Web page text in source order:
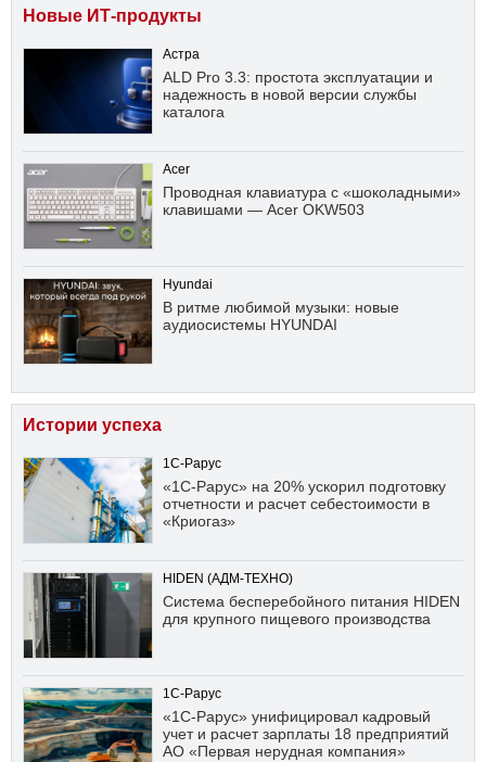
Новые ИТ-продукты
Астра
ALD Pro 3.3: простота эксплуатации и
надежность в новой версии службы
каталога
Acer
Проводная клавиатура с «шоколадными»
клавишами — Acer OKW503
Hyundai
В ритме любимой музыки: новые
аудиосистемы HYUNDAI
Истории успеха
1С-Рарус
«1С-Рарус» на 20% ускорил подготовку
отчетности и расчет себестоимости в
«Криогаз»
HIDEN (АДМ-ТЕХНО)
Система бесперебойного питания HIDEN
для крупного пищевого производства
1С-Рарус
«1С-Рарус» унифицировал кадровый
учет и расчет зарплаты 18 предприятий
АО «Первая нерудная компания»